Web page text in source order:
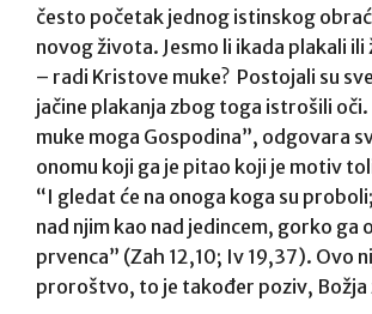
često početak jednog istinskog
novog života. Jesmo li ikada plakali ili
– radi Kristove muke? Postojali su
jačine plakanja zbog toga istrošili oči.
muke moga Gospodina”, odgovara
onomu koji ga je pitao koji je motiv
“I gledat će na onoga koga su
nad njim kao nad jedincem, gorko ga
prvenca” (Zah 12,10; Iv 19,37). Ovo
proroštvo, to je također poziv, Božja